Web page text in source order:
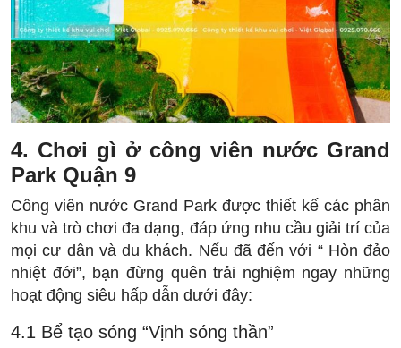
4. Chơi gì ở công viên nước Grand
Park Quận 9
Công viên nước Grand Park được thiết kế các phân
khu và trò chơi đa dạng, đáp ứng nhu cầu giải trí của
mọi cư dân và du khách. Nếu đã đến với “ Hòn đảo
nhiệt đới”, bạn đừng quên trải nghiệm ngay những
hoạt động siêu hấp dẫn dưới đây:
4.1 Bể tạo sóng “Vịnh sóng thần”